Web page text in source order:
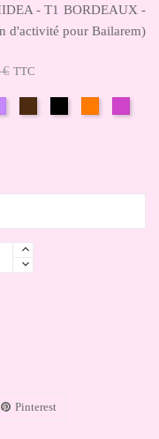
- T1 BORDEAUX -
d'activité pour Bailarem)
€ TTC
Pinterest